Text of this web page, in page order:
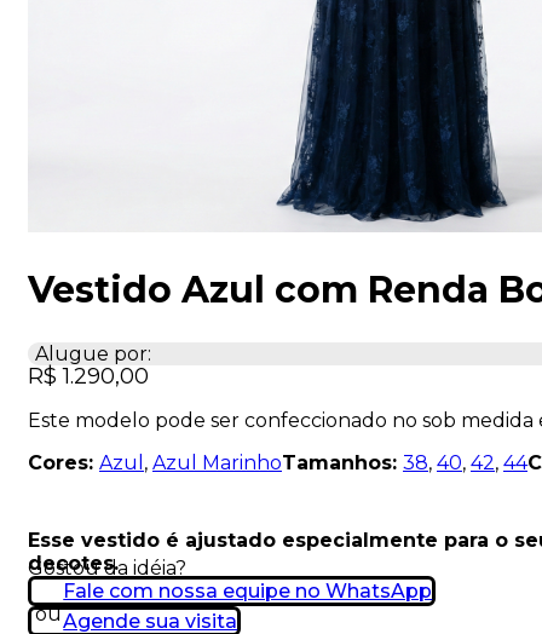
Vestido Azul com Renda
Alugue por:
R$ 1.290,00
Este modelo pode ser confeccionado no sob
Cores: Azul , Azul MarinhoTamanhos: 38, 40, 42, 44
Esse vestido é ajustado especialmente para o
decotes.
Gostou da idéia?
Fale com nossa equipe no WhatsApp
ouAgende sua visita